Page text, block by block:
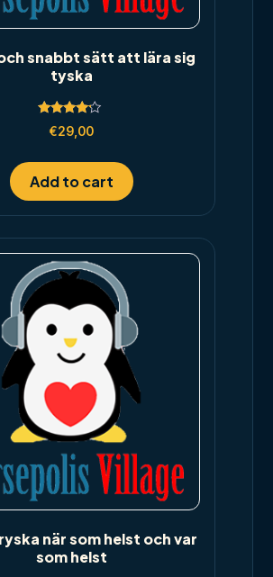
snabbt sätt att lära sig
tyska
Rated
4.00
€29,00
Add to cart
när som helst och var
som helst